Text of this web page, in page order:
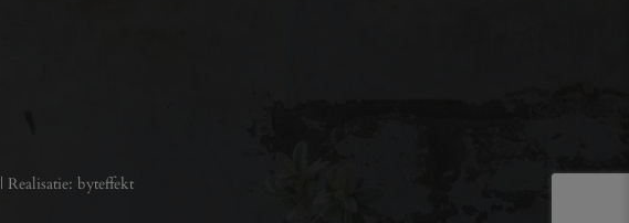
| Realisatie: byteffekt